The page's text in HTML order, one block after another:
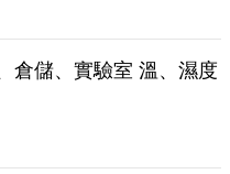
倉儲、實驗室 溫、濕度